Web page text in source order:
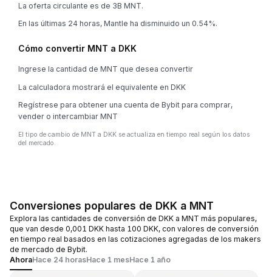
La oferta circulante es de 3B MNT.
En las últimas 24 horas, Mantle ha disminuido un 0.54%.
Cómo convertir MNT a DKK
Ingrese la cantidad de MNT que desea convertir
La calculadora mostrará el equivalente en DKK
Regístrese para obtener una cuenta de Bybit para comprar,
vender o intercambiar MNT
El tipo de cambio de MNT a DKK se actualiza en tiempo real según los datos
del mercado.
Conversiones populares de DKK a MNT
Explora las cantidades de conversión de DKK a MNT más populares,
que van desde 0,001 DKK hasta 100 DKK, con valores de conversión
en tiempo real basados en las cotizaciones agregadas de los makers
de mercado de Bybit.
AhoraHace 24 horasHace 1 mesHace 1 año